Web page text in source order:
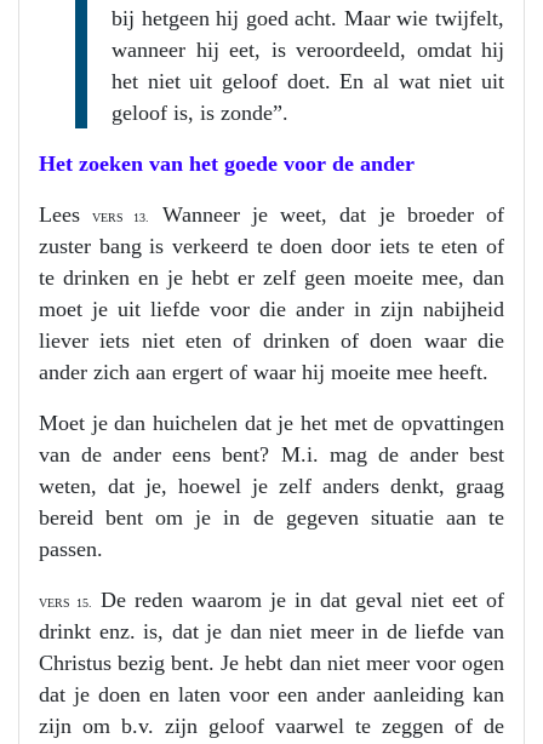
bij hetgeen hij goed acht. Maar wie twijfelt,
wanneer hij eet, is veroordeeld, omdat hij
het niet uit geloof doet. En al wat niet uit
geloof is, is zonde”.
Het zoeken van het goede voor de ander
LeesVERS 13.
Wanneer je weet, dat je broeder of
zuster bang is verkeerd te doen door iets te eten of
te drinken en je hebt er zelf geen moeite mee, dan
moet je uit liefde voor die ander in zijn nabijheid
liever iets niet eten of drinken of doen waar die
ander zich aan ergert of waar hij moeite mee heeft.
Moet je dan huichelen dat je het met de opvattingen
van de ander eens bent? M.i. mag de ander best
weten, dat je, hoewel je zelf anders denkt, graag
bereid bent om je in de gegeven situatie aan te
passen.
VERS 15.
De reden waarom je in dat geval niet eet of
drinkt enz. is, dat je dan niet meer in de liefde van
Christus bezig bent. Je hebt dan niet meer voor ogen
dat je doen en laten voor een ander aanleiding kan
zijn om b.v. zijn geloof vaarwel te zeggen of de